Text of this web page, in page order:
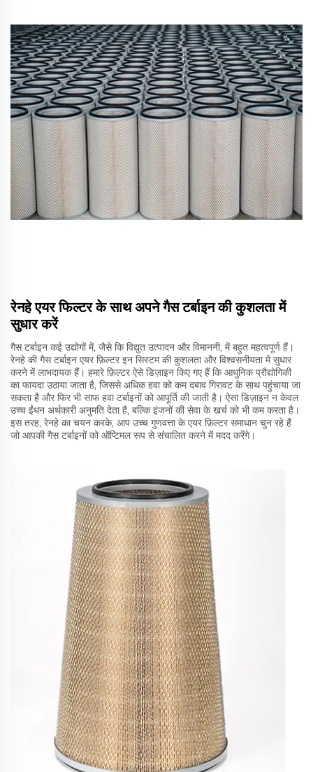
रेनहे एयर फिल्टर के साथ अपने गैस टर्बाइन की कुशलता में
सुधार करें
गैस टर्बाइन कई उद्योगों में, जैसे कि विद्युत उत्पादन और विमाननी, में बहुत महत्वपूर्ण हैं।
रेनहे की गैस टर्बाइन एयर फ़िल्टर इन सिस्टम की कुशलता और विश्वसनीयता में सुधार
करने में लाभदायक हैं। हमारे फ़िल्टर ऐसे डिज़ाइन किए गए हैं कि आधुनिक प्रौद्योगिकी
का फायदा उठाया जाता है, जिससे अधिक हवा को कम दबाव गिरावट के साथ पहुंचाया जा
सकता है और फिर भी साफ हवा टर्बाइनों को आपूर्ति की जाती है। ऐसा डिज़ाइन न केवल
उच्च ईंधन अर्थकारी अनुमति देता है, बल्कि इंजनों की सेवा के खर्च को भी कम करता है।
इस तरह, रेनहे का चयन करके, आप उच्च गुणवत्ता के एयर फ़िल्टर समाधान चुन रहे हैं
जो आपकी गैस टर्बाइनों को ऑप्टिमल रूप से संचालित करने में मदद करेंगे।